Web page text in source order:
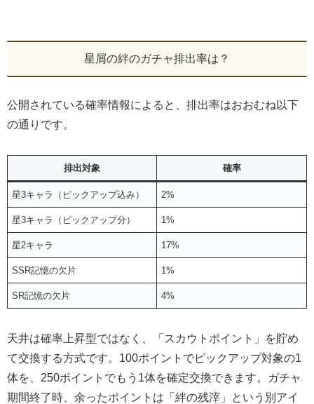
星屑の絆のガチャ排出率は？
公開されている確率情報によると、排出率はおおむね以下
の通りです。
排出対象 確率
星3キャラ（ピックアップ込み） 2%
星3キャラ（ピックアップ分） 1%
星2キャラ 17%
SSR記憶の欠片 1%
SR記憶の欠片 4%
天井は確率上昇型ではなく、「スカウトポイント」を貯め
て交換する方式です。100ポイントでピックアップ対象の1
体を、250ポイントでもう1体を確定交換できます。ガチャ
期間終了時、余ったポイントは「絆の残滓」という別アイ